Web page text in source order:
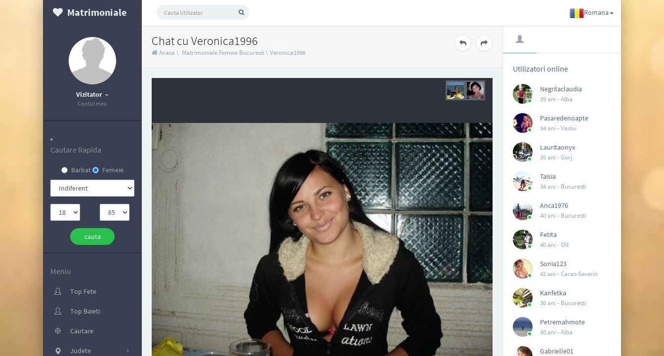
Matrimoniale Romana
Vizitator
Contul meu
Cautare Rapida
Barbat Femeie
Meniu
Top Fete
Top Baieti
Cautare
Judete
Chat cu Veronica1996
Acasa \ Matrimoniale Femeie Bucuresti \ Veronica1996
Utilizatori online
Negrilaclaudia
39 ani -Alba
Pasaredenoapte
34 ani -Vaslui
Lauritaonyx
36 ani -Gorj
Taisia
34 ani - Bucuresti
Anca1976
40 ani - Bucuresti
Fetita
40 ani -Olt
Sonia123
42 ani -Caras-Severin
Kanfetka
30 ani - Bucuresti
Petremahmote
30 ani -Alba
Gabrielle01